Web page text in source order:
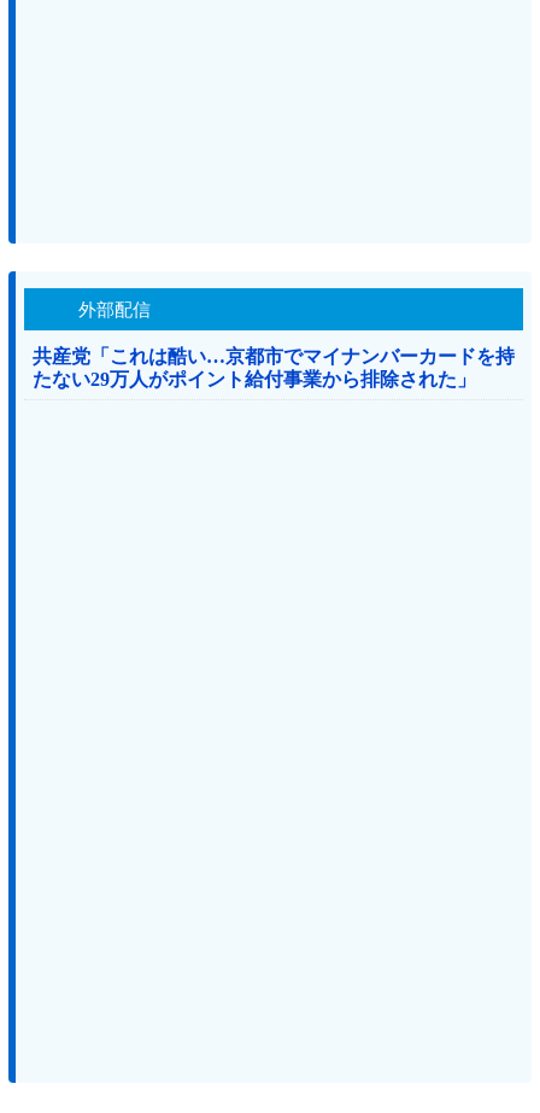
外部配信
共産党「これは酷い…京都市でマイナンバーカードを持
たない29万人がポイント給付事業から排除された」